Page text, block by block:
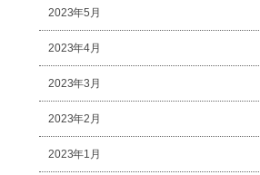
2023年5月
2023年4月
2023年3月
2023年2月
2023年1月